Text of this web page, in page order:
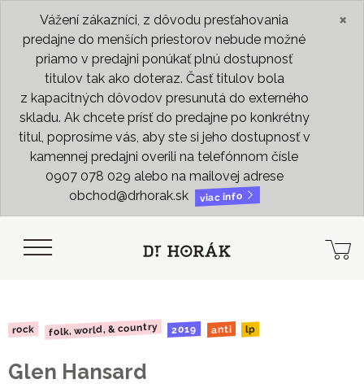
Vážení zákazníci, z dôvodu presťahovania
predajne do menších priestorov nebude možné
priamo v predajni ponúkať plnú dostupnosť
titulov tak ako doteraz. Časť titulov bola
z kapacitných dôvodov presunutá do externého
skladu. Ak chcete prísť do predajne po konkrétny
titul, poprosíme vás, aby ste si jeho dostupnosť v
kamennej predajni overili na telefónnom čísle
0907 078 029 alebo na mailovej adrese
obchod@drhorak.sk
viac info
×
rock folk, world, & country 2019 anti lp
Glen Hansard